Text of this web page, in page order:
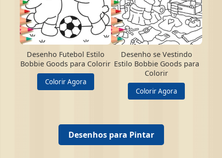
Desenho Futebol Estilo
Bobbie Goods para Colorir
Colorir Agora
Desenho se Vestindo
Estilo Bobbie Goods para
Colorir
Colorir Agora
Desenhos para Pintar